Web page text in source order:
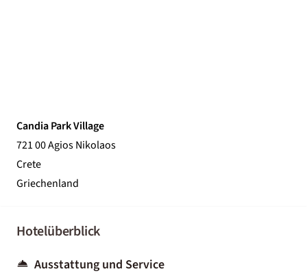
Candia Park Village
721 00 Agios Nikolaos
Crete
Griechenland
Hotelüberblick
Ausstattung und Service